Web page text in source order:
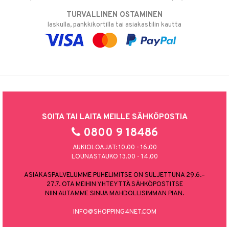
TURVALLINEN OSTAMINEN
laskulla, pankkikortilla tai asiakastilin kautta
SOITA TAI LAITA MEILLE SÄHKÖPOSTIA
0800 9 18486
AUKIOLOAJAT: 10.00 - 16.00
LOUNASTAUKO 13.00 - 14.00
ASIAKASPALVELUMME PUHELIMITSE ON SULJETTUNA 29.6.–
27.7. OTA MEIHIN YHTEYTTÄ SÄHKÖPOSTITSE
NIIN AUTAMME SINUA MAHDOLLISIMMAN PIAN.
INFO@SHOPPING4NET.COM